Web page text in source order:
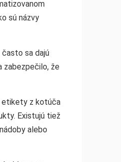
sú názvy
sa dajú
zabezpečilo, že
etikety z kotúča
Existujú tiež
alebo